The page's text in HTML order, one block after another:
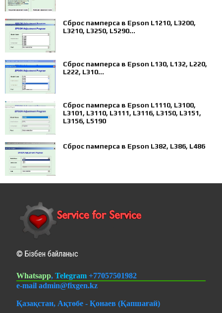
Сброс памперса в Epson L1210, L3200,
L3210, L3250, L5290...
Сброс памперса в Epson L130, L132, L220,
L222, L310...
Сброс памперса в Epson L1110, L3100,
L3101, L3110, L3111, L3116, L3150, L3151,
L3156, L5190
Сброс памперса в Epson L382, L386, L486
© Бізбен байланыс
Whatsapp, Telegram +77057501982
e-mail admin@fixgen.kz
Қазақстан, Ақтөбе - Қонаев (Қапшағай)